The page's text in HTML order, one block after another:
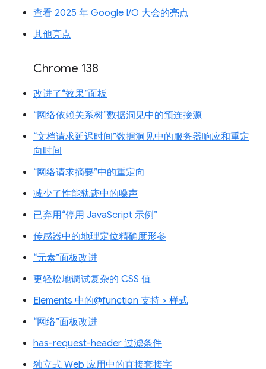
查看 2025 年 Google I/O 大会的亮点
其他亮点
Chrome 138
改进了“效果”面板
“网络依赖关系树”数据洞见中的预连接源
“文档请求延迟时间”数据洞见中的服务器响应和重定
向时间
“网络请求摘要”中的重定向
减少了性能轨迹中的噪声
已弃用“停用 JavaScript 示例”
传感器中的地理定位精确度形参
“元素”面板改进
更轻松地调试复杂的 CSS 值
Elements 中的@function 支持 > 样式
“网络”面板改进
has-request-header 过滤条件
独立式 Web 应用中的直接套接字